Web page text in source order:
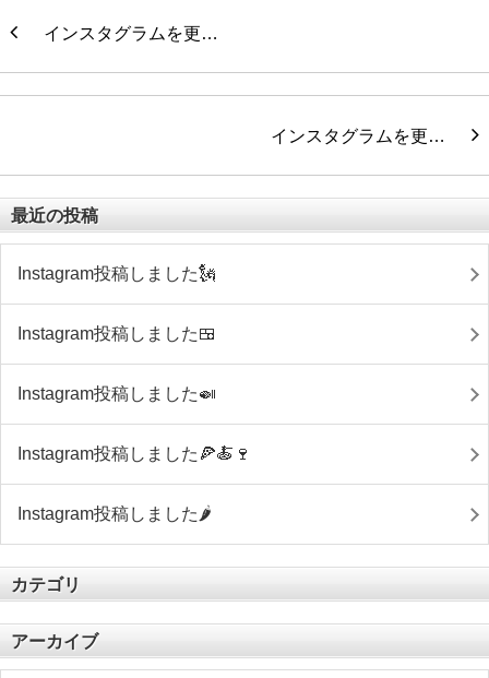
インスタグラムを更…
インスタグラムを更…
最近の投稿
Instagram投稿しました🗽
Instagram投稿しました🍱
Instagram投稿しました🍛
Instagram投稿しました🍕🍝🍷
Instagram投稿しました🌶
カテゴリ
アーカイブ